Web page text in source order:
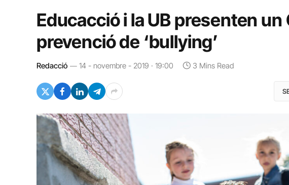
Educacció i la UB presenten
prevenció de ‘bullying’
Redacció 14 - novembre - 2019 · 19:00 3 Mins Read